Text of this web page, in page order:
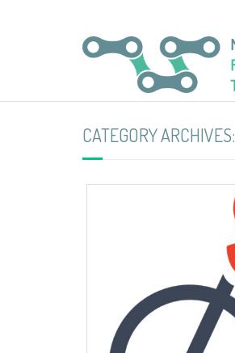
CATEGORY ARCHIVES: